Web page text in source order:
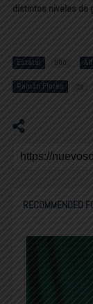
distintos niveles de
Estatal 800
Ramón Flores 28
RECOMMENDED